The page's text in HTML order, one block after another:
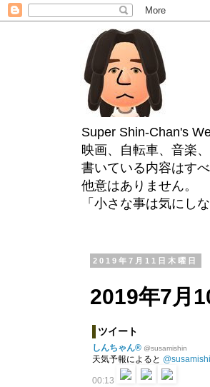
Super Shin-Chan's
映画、自転車、音楽
書いている内容はす
他意はありません。
「小さな事は気にし
2019年7月11日木曜日
2019年7月
ツイート
しんちゃん® @susamishin
天気予報によると
00:13